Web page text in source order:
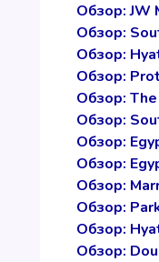
Обзор: JW
Обзор:
Обзор:
Обзор:
Обзор:
Обзор:
Обзор:
Обзор:
Обзор:
Обзор:
Обзор:
Обзор: